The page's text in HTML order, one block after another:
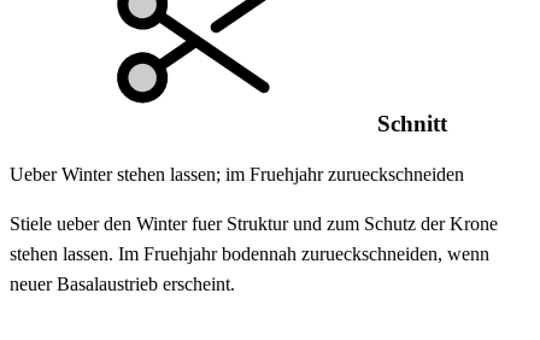
Schnitt
Ueber Winter stehen lassen; im Fruehjahr zurueckschneiden
Stiele ueber den Winter fuer Struktur und zum Schutz der Krone
stehen lassen. Im Fruehjahr bodennah zurueckschneiden, wenn
neuer Basalaustrieb erscheint.